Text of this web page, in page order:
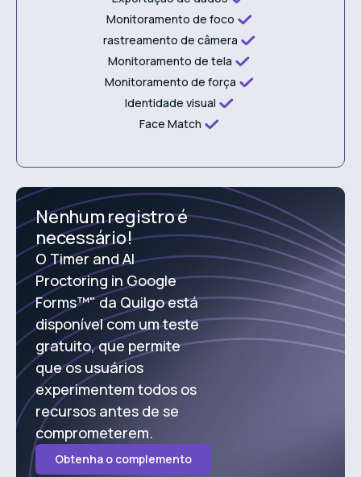
Monitoramento de foco
rastreamento de câmera
Monitoramento de tela
Monitoramento de força
Identidade visual
Face Match
Nenhum registro é
necessário!
O Timer and AI
Proctoring in Google
Forms™" da Quilgo está
disponível com um teste
gratuito, que permite
que os usuários
experimentem todos os
recursos antes de se
comprometerem.
Obtenha o complemento